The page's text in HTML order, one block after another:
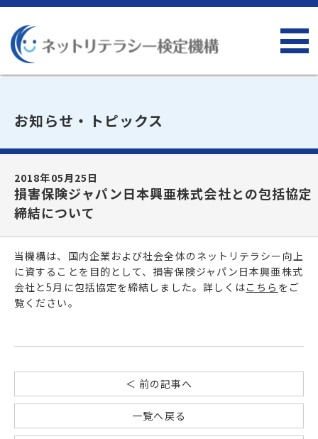
お知らせ・トピックス
2018年05月25日
損害保険ジャパン日本興亜株式会社との包括協定
締結について
当機構は、国内企業および社会全体のネットリテラシー向上
に資することを目的として、損害保険ジャパン日本興亜株式
会社と5月に包括協定を締結しました。詳しくはこちら をご
覧ください。
＜ 前の記事へ
一覧へ戻る